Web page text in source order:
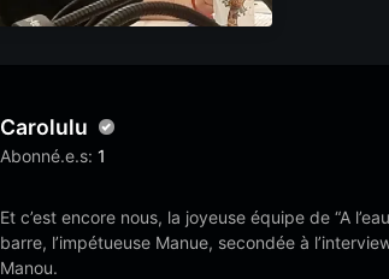
Carolulu
Abonné.e.s: 1
Et c’est encore nous, la joyeuse équipe de “A
barre, l’impétueuse Manue, secondée à
Manou.